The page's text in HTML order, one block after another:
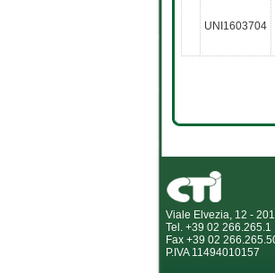
UNI1603704
Viale Elvezia, 12 -
Tel. +39 02 266.265.1
Fax +39 02
P.IVA 11494010157